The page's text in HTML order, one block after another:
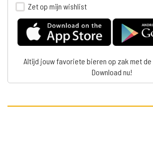
Zet op mijn wishlist
Altijd jouw favoriete bieren op zak met de
Download nu!